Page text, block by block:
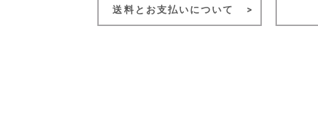
送料とお支払いについて